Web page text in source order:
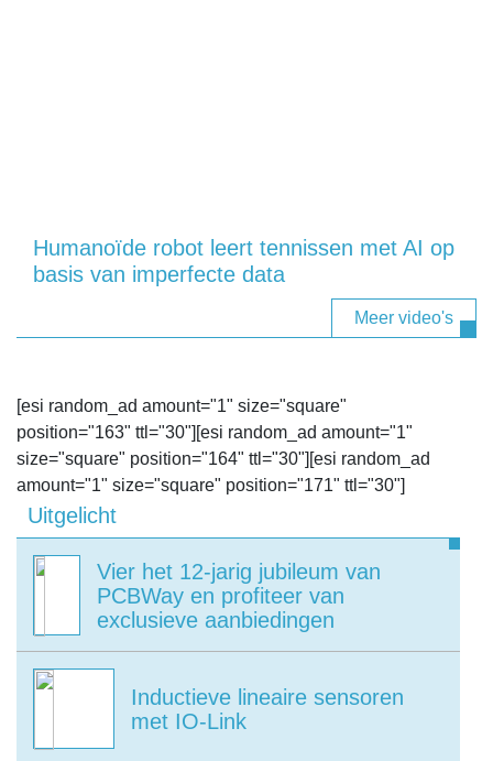
Humanoïde robot leert tennissen met AI op
basis van imperfecte data
Meer video's
[esi random_ad amount="1" size="square"
position="163" ttl="30"][esi random_ad amount="1"
size="square" position="164" ttl="30"][esi random_ad
amount="1" size="square" position="171" ttl="30"]
Uitgelicht
Vier het 12-jarig jubileum van
PCBWay en profiteer van
exclusieve aanbiedingen
Inductieve lineaire sensoren
met IO-Link